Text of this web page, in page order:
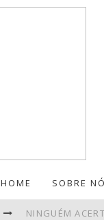
HOME SOBRE
NINGUÉM